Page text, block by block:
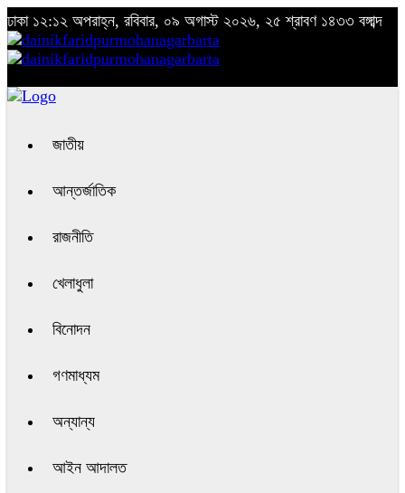
ঢাকা ১২:১২ অপরাহ্ন, রবিবার, ০৯ অগাস্ট ২০২৬, ২৫ শ্রাবণ ১৪৩৩ বঙ্গাব্দ
জাতীয়
আন্তর্জাতিক
রাজনীতি
খেলাধুলা
বিনোদন
গণমাধ্যম
অন্যান্য
আইন আদালত